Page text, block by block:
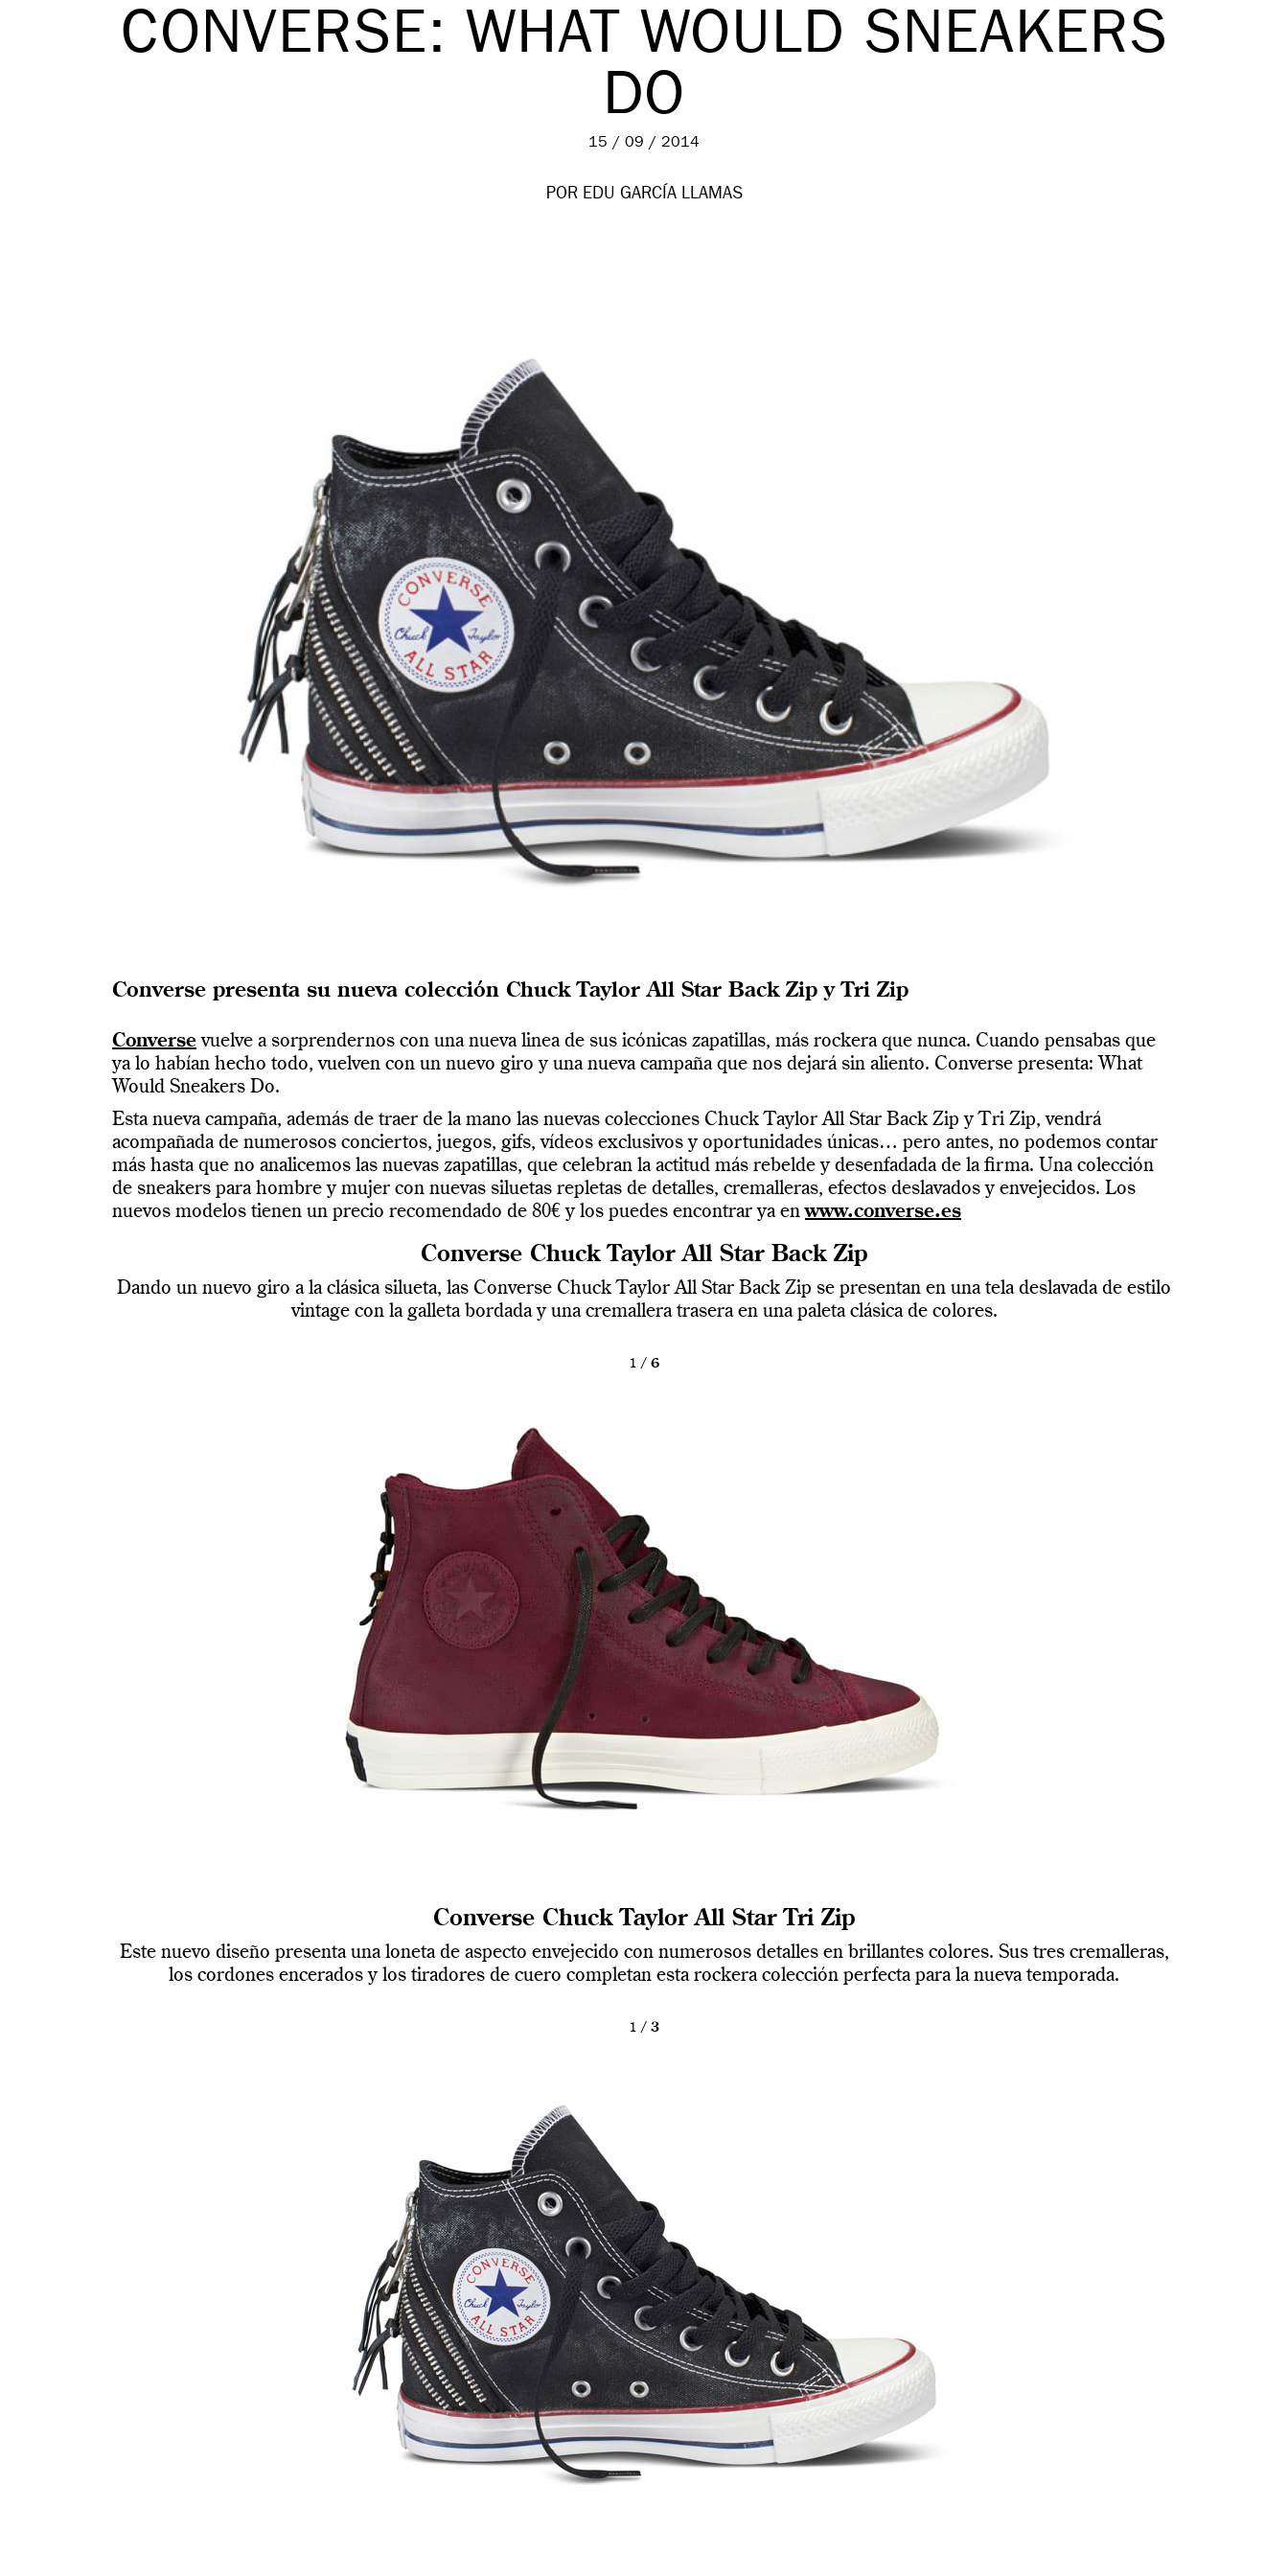
CONVERSE: WHAT WOULD SNEAKERS
DO
15 / 09 / 2014
POR EDU GARCÍA LLAMAS
Converse presenta su nueva colección Chuck Taylor All Star Back Zip y Tri Zip
Converse vuelve a sorprendernos con una nueva linea de sus icónicas zapatillas, más rockera que nunca. Cuando pensabas que
ya lo habían hecho todo, vuelven con un nuevo giro y una nueva campaña que nos dejará sin aliento. Converse presenta: What
Would Sneakers Do.
Esta nueva campaña, además de traer de la mano las nuevas colecciones Chuck Taylor All Star Back Zip y Tri Zip, vendrá
acompañada de numerosos conciertos, juegos, gifs, vídeos exclusivos y oportunidades únicas… pero antes, no podemos contar
más hasta que no analicemos las nuevas zapatillas, que celebran la actitud más rebelde y desenfadada de la firma. Una colección
de sneakers para hombre y mujer con nuevas siluetas repletas de detalles, cremalleras, efectos deslavados y envejecidos. Los
nuevos modelos tienen un precio recomendado de 80€ y los puedes encontrar ya enwww.converse.es
Converse Chuck Taylor All Star Back Zip
Dando un nuevo giro a la clásica silueta, las Converse Chuck Taylor All Star Back Zip se presentan en una tela deslavada de estilo
vintage con la galleta bordada y una cremallera trasera en una paleta clásica de colores.
1 / 6
Converse Chuck Taylor All Star Tri Zip
Este nuevo diseño presenta una loneta de aspecto envejecido con numerosos detalles en brillantes colores. Sus tres cremalleras,
los cordones encerados y los tiradores de cuero completan esta rockera colección perfecta para la nueva temporada.
1 / 3